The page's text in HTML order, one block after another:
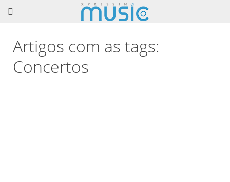
Artigos com as tags:
Concertos